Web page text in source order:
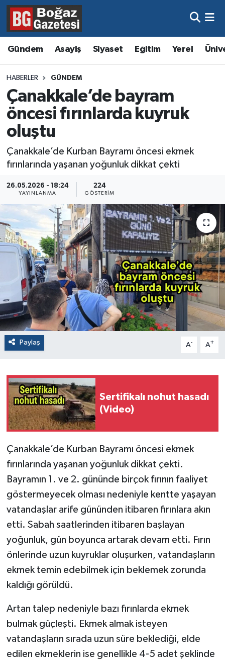
Gündem Asayiş Siyaset Eğitim Yerel
HABERLER GÜNDEM
Çanakkale’de bayram
öncesi fırınlarda kuyruk
oluştu
Çanakkale’de Kurban Bayramı öncesi ekmek
fırınlarında yaşanan yoğunluk dikkat çekti
26.05.2026 - 18:24
YAYINLANMA
224
GÖSTERIM
Paylaş A- A+
Sertifikalı nohut hasadı
(Video)
Çanakkale’de Kurban Bayramı öncesi ekmek
fırınlarında yaşanan yoğunluk dikkat çekti.
Bayramın 1. ve 2. gününde birçok fırının faaliyet
göstermeyecek olması nedeniyle kentte yaşayan
vatandaşlar arife gününden itibaren fırınlara akın
etti. Sabah saatlerinden itibaren başlayan
yoğunluk, gün boyunca artarak devam etti. Fırın
önlerinde uzun kuyruklar oluşurken, vatandaşların
ekmek temin edebilmek için beklemek zorunda
kaldığı görüldü.
Artan talep nedeniyle bazı fırınlarda ekmek
bulmak güçleşti. Ekmek almak isteyen
vatandaşların sırada uzun süre beklediği, elde
edilen ekmeklerin ise genellikle 4-5 adet şeklinde
Asayiş
Eğitim
Ekonomi
Gündem
Kültür ve Sanat
Magazin
Resmi İlanlar
Sağlık
Hava Durumu
Trafik Durumu
Süper Lig Puan Durumu ve Fikstür
Tüm Manşetler
Son Dakika Haberleri
Haber Arşivi